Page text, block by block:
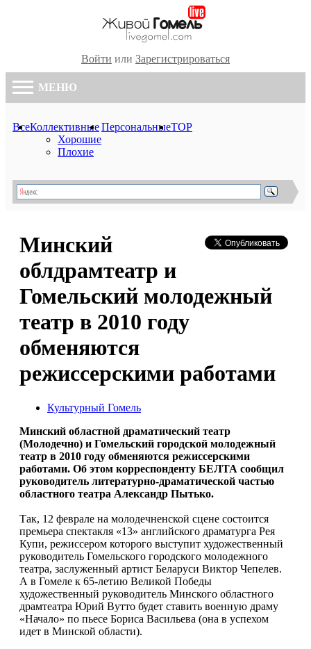
Войти или Зарегистрироваться
МЕНЮ
ВсеКоллективные
Хорошие
Плохие
ПерсональныеTOP
Минский
облдрамтеатр и
Гомельский молодежный
театр в 2010 году
обменяются
режиссерскими работами
Культурный Гомель
Минский областной драматический театр
(Молодечно) и Гомельский городской молодежный
театр в 2010 году обменяются режиссерскими
работами. Об этом корреспонденту БЕЛТА сообщил
руководитель литературно-драматической частью
областного театра Александр Пытько.
Так, 12 феврале на молодечненской сцене состоится
премьера спектакля «13» английского драматурга Рея
Купи, режиссером которого выступит художественный
руководитель Гомельского городского молодежного
театра, заслуженный артист Беларуси Виктор Чепелев.
А в Гомеле к 65-летию Великой Победы
художественный руководитель Минского областного
драмтеатра Юрий Вутто будет ставить военную драму
«Начало» по пьесе Бориса Васильева (она в успехом
идет в Минской области).